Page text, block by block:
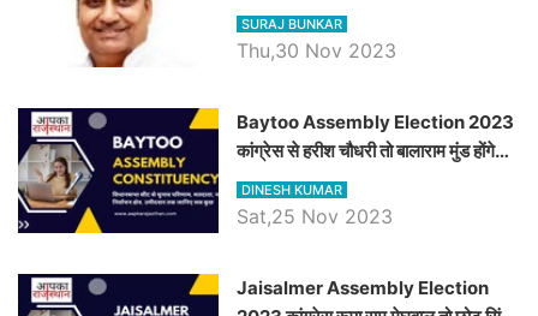
विचार
SURAJ BUNKAR
Thu,30 Nov 2023
Baytoo Assembly Election 2023
कांग्रेस से हरीश चौधरी तो बालाराम मुंड होंगे
भाजपा उम्मीदवार, जानिये बायतू विधानसभा
सीट के ताजा समीकरण
DINESH KUMAR
Sat,25 Nov 2023
​​​​​​​Jaisalmer Assembly Election